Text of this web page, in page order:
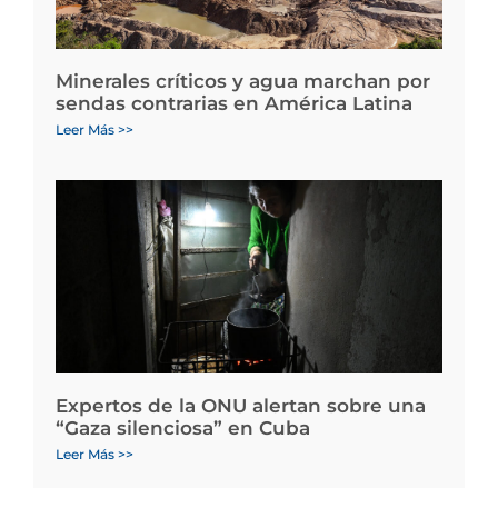
Minerales críticos y agua marchan por
sendas contrarias en América Latina
Leer Más >>
Expertos de la ONU alertan sobre una
“Gaza silenciosa” en Cuba
Leer Más >>